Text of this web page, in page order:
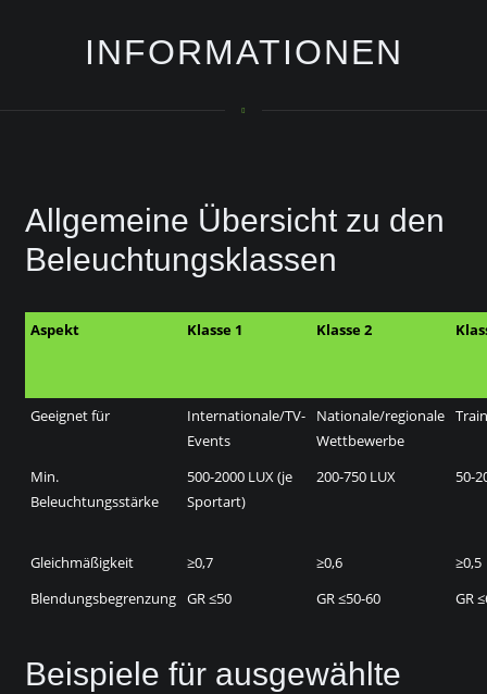
INFORMATIONEN
Allgemeine Übersicht zu den
Beleuchtungsklassen
Aspekt Klasse 1 Klasse 2
Geeignet für
Internationale/TV-
Events
Nationale/regionale
Wettbewerbe
Min.
Beleuchtungsstärke
500-2000 LUX (je
Sportart)
200-750 LUX 50-
Gleichmäßigkeit ≥0,7 ≥0,6
≥0,5
Blendungsbegrenzung GR ≤50 GR ≤50-60 GR
Beispiele für ausgewählte